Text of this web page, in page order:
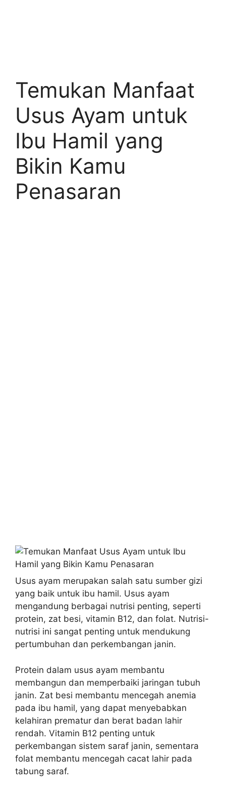
Temukan Manfaat
Usus Ayam untuk
Ibu Hamil yang
Bikin Kamu
Penasaran
Usus ayam merupakan salah satu sumber gizi
yang baik untuk ibu hamil. Usus ayam
mengandung berbagai nutrisi penting, seperti
protein, zat besi, vitamin B12, dan folat. Nutrisi-
nutrisi ini sangat penting untuk mendukung
pertumbuhan dan perkembangan janin.
Protein dalam usus ayam membantu
membangun dan memperbaiki jaringan tubuh
janin. Zat besi membantu mencegah anemia
pada ibu hamil, yang dapat menyebabkan
kelahiran prematur dan berat badan lahir
rendah. Vitamin B12 penting untuk
perkembangan sistem saraf janin, sementara
folat membantu mencegah cacat lahir pada
tabung saraf.